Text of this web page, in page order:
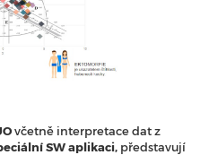
včetně interpretace dat z
SW aplikaci, představují